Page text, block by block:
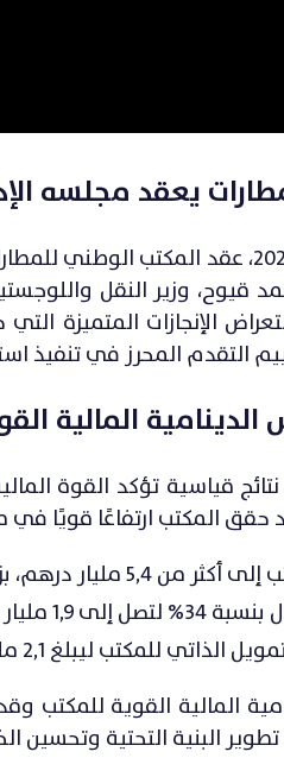
يعقد مجلسه
في يوم الأربعاء 2 أبريل 2025، عقد
قيوح، وزير النقل
المالية
2024 بتحقيق نتائج قياسية تؤكد
المكتب ارتفاعًا قويًا
قدرها 14% مقارنة بسنة 2023.
مليار درهم.
ليبلغ 2,1 مليار درهم، بزيادة تصل إلى 8%.
المالية القوية للمكتب
البنية التحتية وتحسين